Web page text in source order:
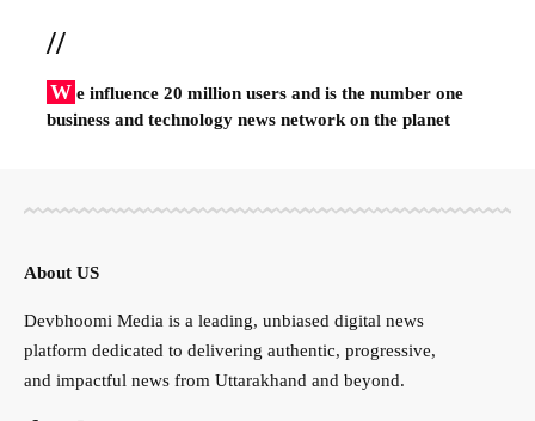
//
W e influence 20 million users and is the number one
business and technology news network on the planet
About US
Devbhoomi Media is a leading, unbiased digital news
platform dedicated to delivering authentic, progressive,
and impactful news from Uttarakhand and beyond.